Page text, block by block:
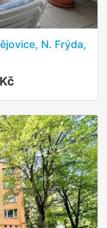
N. Frýda,